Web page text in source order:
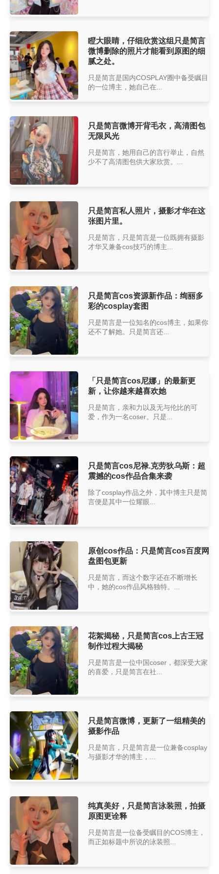
瞪大眼睛，仔细欣赏这组只是简言
微博删除的照片才能看到原图的细
腻之处。
只是简言是国内COSPLAY圈中备受瞩目
的一位博主，她自己在...
只是简言微博开背毛衣，高清图包
无限风光
只是简言，她用自己的言行举止，自然
少不了高清图包供大家欣赏。...
只是简言私人照片，摄影才华在这
张图片里。
只是简言，只是简言是一位既拥有摄影
才华又兼备cos技巧的博主...
只是简言cos资源新作品：绚丽多
彩的cosplay套图
只是简言是一位知名的cos博主，如果你
还不了解她。只是简言还...
「只是简言cos尼娜」的最新更
新，让你越来越喜欢她
只是简言，亲和力以及无与伦比的可
爱，作为一名coser。只是...
只是简言cos尼禄.克劳狄乌斯：超
震撼的cos作品合集来袭
除了cosplay作品之外，其中博主只是简
言便是其中一位耀眼...
原创cos作品：只是简言cos百度网
盘图包更新
只是简言，而这个数字还在不断增长
中，她的cos作品风格独特。...
花絮揭秘，只是简言cos上古王冠
制作过程大揭秘
只是简言是一位中国coser，都深受大家
的喜爱，只是简言在社...
只是简言微博，更新了一组精美的
摄影作品
只是简言，只是简言是一位兼备cosplay
与摄影才华的博主，...
纯真美好，只是简言泳装照，拍摄
原图更诠释
只是简言是一位备受瞩目的COS博主，
而正如标题中所说的泳装照...